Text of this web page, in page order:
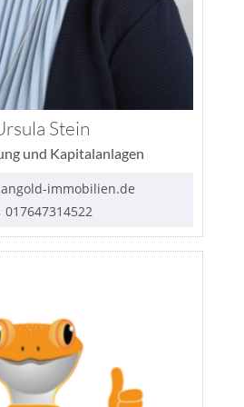
Stein
und Kapitalanlagen
immobilien.de
017647314522